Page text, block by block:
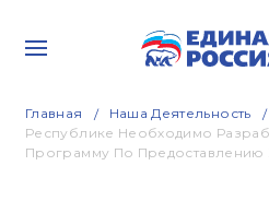
Главная Наша Деятельность
Республике Необходимо
Программу По